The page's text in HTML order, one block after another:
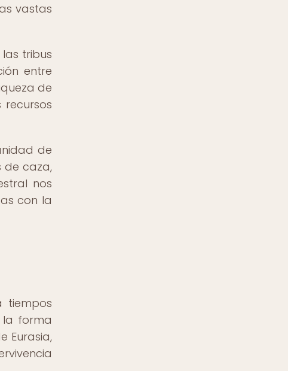
vastas
tribus
entre
de
de
de caza,
nos
con la
tiempos
la forma
Eurasia,